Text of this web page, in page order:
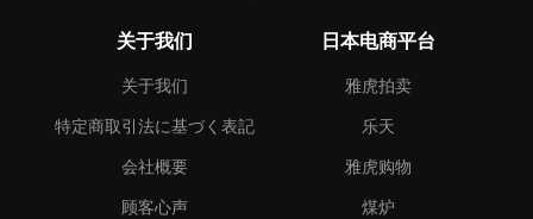
关于我们
关于我们
特定商取引法に基づく表記
会社概要
顾客心声
日本电商平台
雅虎拍卖
乐天
雅虎购物
煤炉